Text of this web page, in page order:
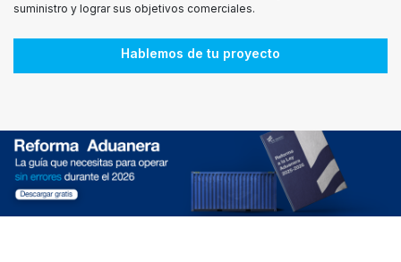
suministro y lograr sus objetivos comerciales.
Hablemos de tu proyecto